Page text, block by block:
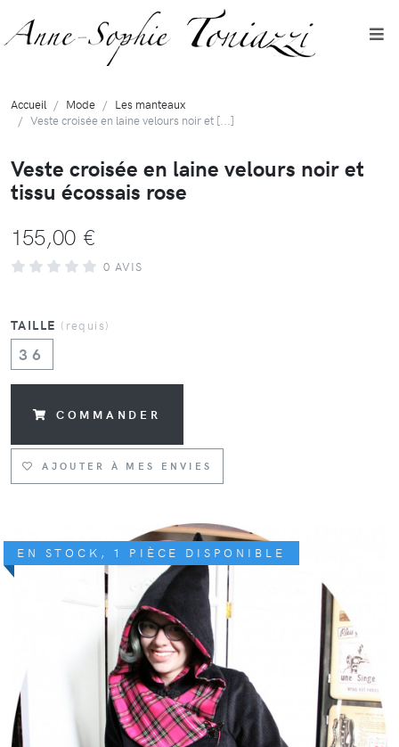
EN STOCK, 1 PIÈCE DISPONIBLE
Accueil Mode
Les manteaux
Veste croisée en laine velours noir et [...]
Veste croisée en laine velours noir et
tissu écossais rose
155,00 €
0 AVIS
TAILLE (requis)
36
COMMANDER
AJOUTER À MES ENVIES